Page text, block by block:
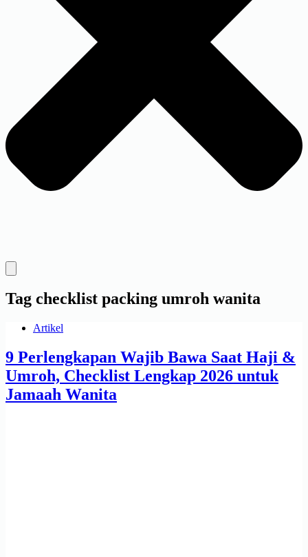
Tag checklist packing umroh wanita
Artikel
9 Perlengkapan Wajib Bawa Saat Haji &
Umroh, Checklist Lengkap 2026 untuk
Jamaah Wanita